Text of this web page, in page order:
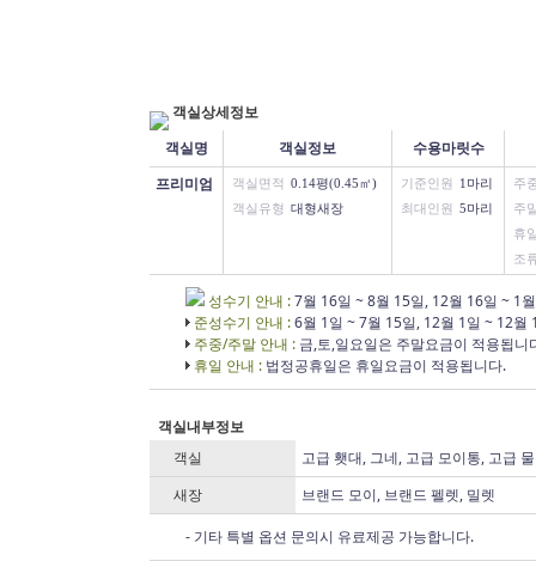
객실상세정보
객실명
객실정보
수용마릿수
프리미엄
객실면적 0.14평(0.45㎡)
객실유형 대형새장
기준인원
1마리
최대인원 5마리
주
주
휴
조
성수기 안내 :7월 16일 ~ 8월 15일, 12월 16일 ~ 1
준성수기 안내 :6월 1일 ~ 7월 15일, 12월 1일 ~ 12월
주중/주말 안내 : 금,토,일요일은 주말요금이 적용됩
휴일 안내 : 법정공휴일은 휴일요금이 적용됩니다.
객실내부정보
객실
고급 횃대, 그네, 고급 모이통, 고급
새장
브랜드 모이, 브랜드 펠렛, 밀렛
- 기타 특별 옵션 문의시 유료제공 가능합니다.